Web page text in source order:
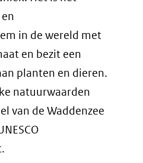
in de wereld met
en bezit een
planten en dieren.
natuurwaarden
van de Waddenzee